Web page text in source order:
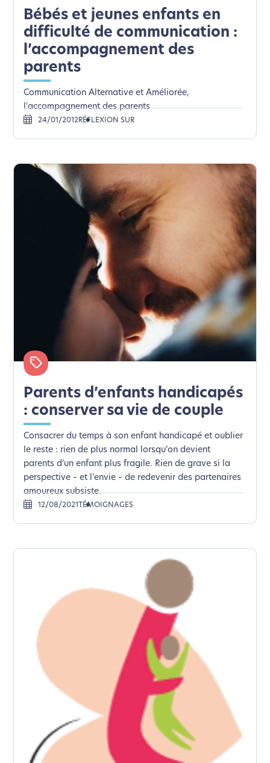
Bébés et jeunes enfants en
difficulté de communication :
l’accompagnement des
parents
Communication Alternative et Améliorée,
l'accompagnement des parents
24/01/2012RÉFLEXION SUR
Parents d’enfants handicapés
: conserver sa vie de couple
Consacrer du temps à son enfant handicapé et oublier
le reste : rien de plus normal lorsqu’on devient
parents d’un enfant plus fragile. Rien de grave si la
perspective – et l’envie – de redevenir des partenaires
amoureux subsiste.
12/08/2021 TÉMOIGNAGES